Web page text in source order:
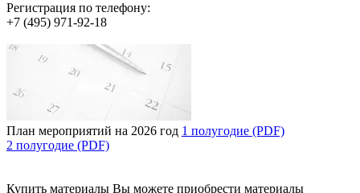
Регистрация по телефону:
+7 (495) 971-92-18
План мероприятий на 2026 год 1 полугодие (PDF)
2 полугодие (PDF)
Купить материалы Вы можете приобрести материалы